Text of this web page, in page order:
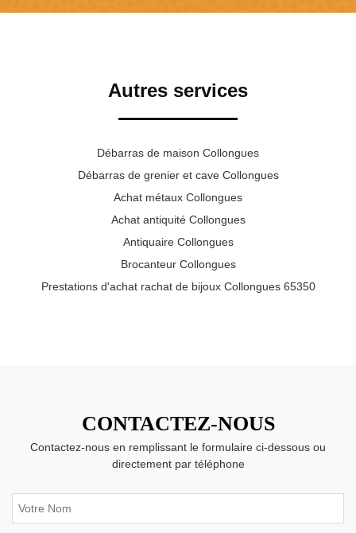
Autres services
Débarras de maison Collongues
Débarras de grenier et cave Collongues
Achat métaux Collongues
Achat antiquité Collongues
Antiquaire Collongues
Brocanteur Collongues
Prestations d'achat rachat de bijoux Collongues 65350
CONTACTEZ-NOUS
Contactez-nous en remplissant le formulaire ci-dessous ou
directement par téléphone